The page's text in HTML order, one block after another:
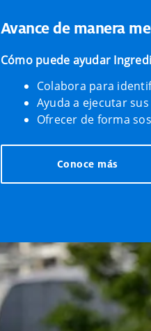
Avance de manera
Cómo puede ayudar
Colabora para
Ayuda a ejecutar
Ofrecer de forma
Conoce más